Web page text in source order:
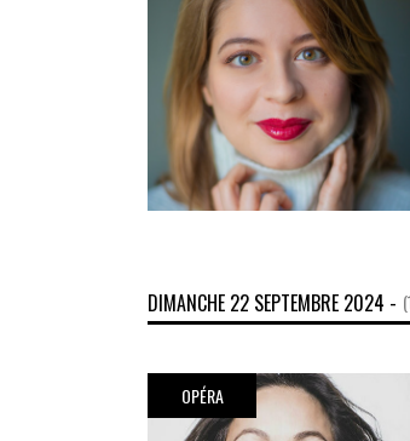
DIMANCHE 22 SEPTEMBRE 2024 -
OPÉRA